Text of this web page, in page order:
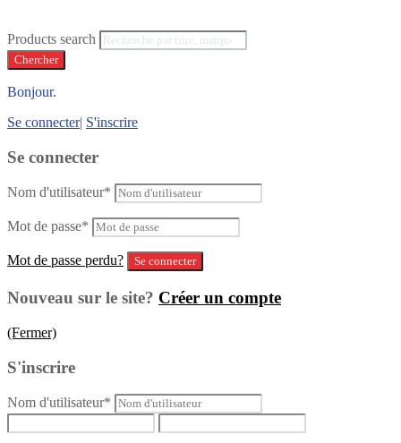
Products search
Chercher
Bonjour.
Se connecter| S'inscrire
Se connecter
Nom d'utilisateur*
Mot de passe*
Mot de passe perdu?
Nouveau sur le site? Créer un compte
(Fermer)
S'inscrire
Nom d'utilisateur*